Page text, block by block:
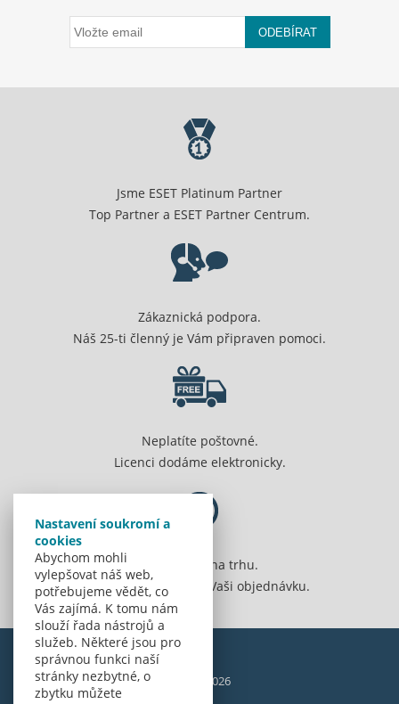
Nastavení soukromí a
cookies
Abychom mohli
vylepšovat náš web,
potřebujeme vědět, co
Vás zajímá. K tomu nám
slouží řada nástrojů a
služeb. Některé jsou pro
správnou funkci naší
stránky nezbytné, o
zbytku můžete
ODEBÍRAT
Jsme ESET Platinum Partner
Top Partner a ESET Partner Centrum.
Zákaznická podpora.
Náš 25-ti členný je Vám připraven pomoci.
Neplatíte poštovné.
Licenci dodáme elektronicky.
Jsme 20 let na trhu.
Spolehlivě vyřídíme Vaši objednávku.
© Amenit Software Solutions, 1998 - 2026
Powered bynopCommerce